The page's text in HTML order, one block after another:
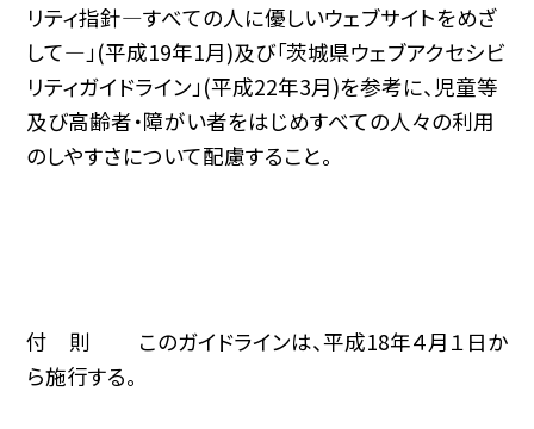
リティ指針—すべての人に優しいウェブサイトをめざ
して—」(平成19年1月)及び「茨城県ウェブアクセシビ
リティガイドライン」(平成22年3月)を参考に、児童等
及び高齢者・障がい者をはじめすべての人々の利用
のしやすさについて配慮すること。
付 則 このガイドラインは、平成18年４月１日か
ら施行する。